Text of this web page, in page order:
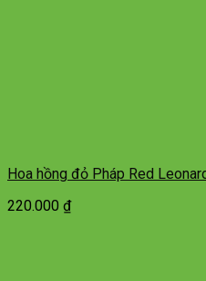
Hoa hồng đỏ Pháp Red
220.000 ₫